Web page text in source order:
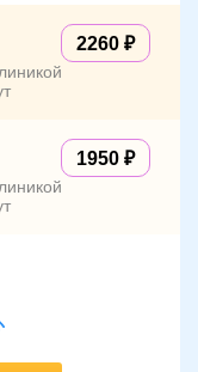
2260
1950